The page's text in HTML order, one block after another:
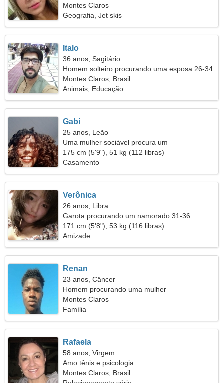
Montes Claros
Geografia, Jet skis
Italo
36 anos, Sagitário
Homem solteiro procurando uma esposa 26-34
Montes Claros, Brasil
Animais, Educação
Gabi
25 anos, Leão
Uma mulher sociável procura um
relacionamento
175 cm (5'9"), 51 kg (112 libras)
Casamento
Verônica
26 anos, Libra
Garota procurando um namorado 31-36
171 cm (5'8"), 53 kg (116 libras)
Amizade
Renan
23 anos, Câncer
Homem procurando uma mulher
Montes Claros
Família
Rafaela
58 anos, Virgem
Amo tênis e psicologia
Montes Claros, Brasil